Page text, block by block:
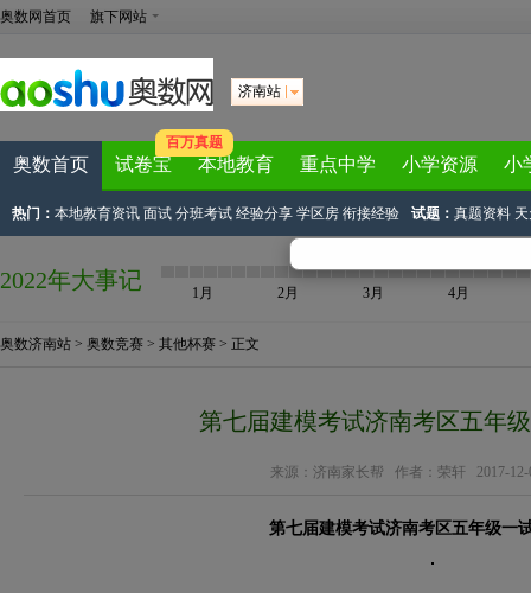
奥数网首页 旗下网站
济南站
奥数首页 试卷宝
百万真题
本地教育 重点中学 小学资源 小
热门： 本地教育资讯 面试 分班考试 经验分享 学区房 衔接经验 试题： 真题资料
2022年大事记 1月 2月 3月 4月
奥数济南站 > 奥数竞赛 > 其他杯赛 > 正文
第七届建模考试济南考区五年
来源： 济南家长帮 作者：荣轩 2017-12-
第七届建模考试济南考区五年级一